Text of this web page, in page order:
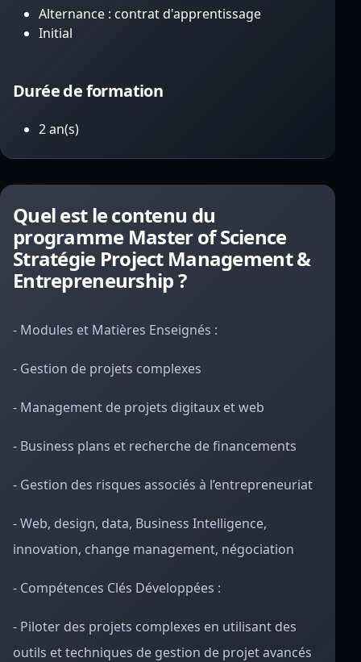
Alternance : contrat d'apprentissage
Initial
Durée de formation
2 an(s)
Quel est le contenu du
programme Master of Science
Stratégie Project Management &
Entrepreneurship ?
- Modules et Matières Enseignés :
- Gestion de projets complexes
- Management de projets digitaux et web
- Business plans et recherche de financements
- Gestion des risques associés à l’entrepreneuriat
- Web, design, data, Business Intelligence,
innovation, change management, négociation
- Compétences Clés Développées :
- Piloter des projets complexes en utilisant des
outils et techniques de gestion de projet avancés